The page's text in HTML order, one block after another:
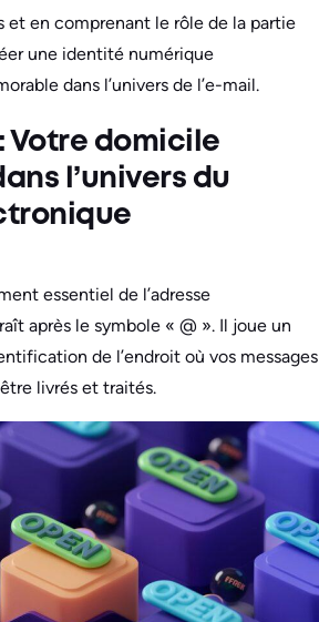
et en comprenant le rôle de la partie
une identité numérique
dans l’univers de l’e-mail.
Votre domicile
l’univers du
essentiel de l’adresse
après le symbole « @ ». Il joue un
de l’endroit où vos messages
livrés et traités.